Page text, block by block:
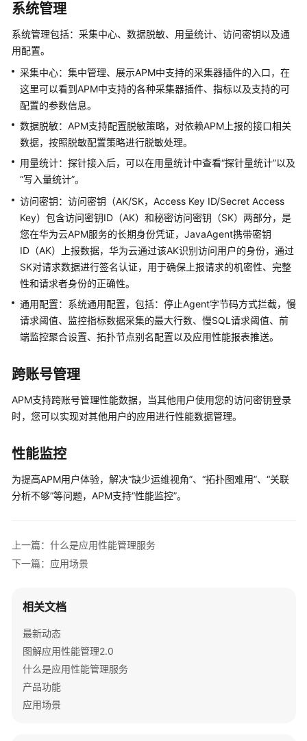
实
（2.0）
API
参
考
常
见
问
题
（2.0）
视
频
帮
助
（2.0）
产
绍
（1.0）
快
入
（1.0）
指
南
视
帮
助
（1.0）
文
系统管理
系统管理包括：采集中心、数据脱敏、用量统计、访问密钥以及通
用配置。
采集中心：集中管理、展示APM中支持的采集器插件的入口，在
这里可以看到APM中支持的各种采集器插件、指标以及支持的可
配置的参数信息。
数据脱敏：APM支持配置脱敏策略，对依赖APM上报的接口相关
数据，按照脱敏配置策略进行脱敏处理。
用量统计：探针接入后，可以在用量统计中查看“探针量统计”以及
“写入量统计”。
访问密钥：访问密钥（AK/SK，Access Key ID/Secret Access
Key）包含访问密钥ID（AK）和秘密访问密钥（SK）两部分，是
您在华为云APM服务的长期身份凭证，JavaAgent携带密钥
ID（AK）上报数据，华为云通过该AK识别访问用户的身份，通过
SK对请求数据进行签名认证，用于确保上报请求的机密性、完整
性和请求者身份的正确性。
通用配置：系统通用配置，包括：停止Agent字节码方式拦截，慢
请求阈值、监控指标数据采集的最大行数、慢SQL请求阈值、前
端监控聚合设置、拓扑节点别名配置以及应用性能报表推送。
跨账号管理
APM支持跨账号管理性能数据，当其他用户使用您的访问密钥登录
时，您可以实现对其他用户的应用进行性能数据管理。
性能监控
为提高APM用户体验，解决“缺少运维视角”、“拓扑图难用”、“关联
分析不够”等问题，APM支持“性能监控”。
上一篇：什么是应用性能管理服务
下一篇：应用场景
相关文档
最新动态
图解应用性能管理2.0
什么是应用性能管理服务
产品功能
应用场景